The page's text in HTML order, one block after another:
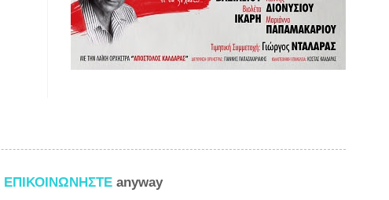
ΕΠΙΚΟΙΝΩΝΗΣΤΕ anyway